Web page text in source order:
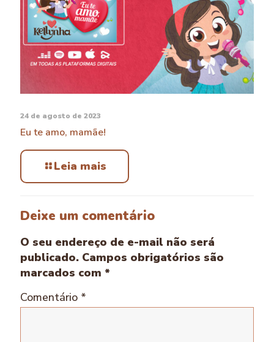
24 de agosto de 2023
Eu te amo, mamãe!
Leia mais
Deixe um comentário
O seu endereço de e-mail não será
publicado. Campos obrigatórios são
marcados com *
Comentário *